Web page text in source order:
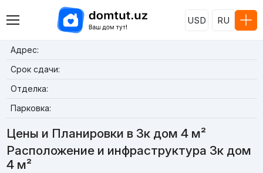
USD RU
Адрес:
Срок сдачи:
Отделка:
Парковка:
Цены и Планировки в 3к дом 4 м²
Расположение и инфраструктура 3к дом
4 м²